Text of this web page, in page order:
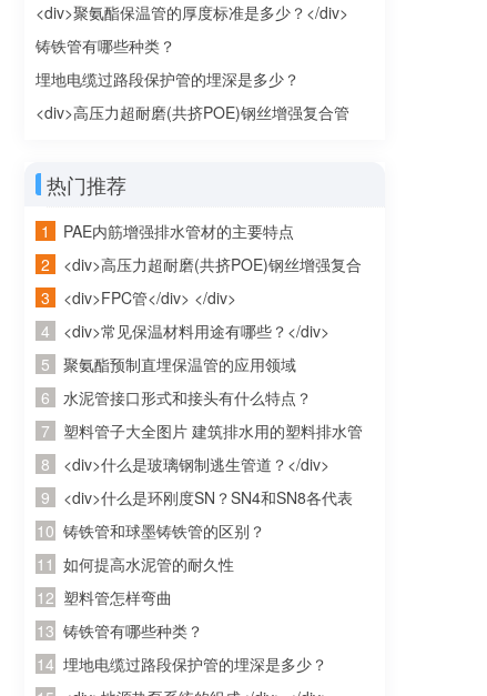
<div>聚氨酯保温管的厚度标准是多少？</div>
</div>
铸铁管有哪些种类？
埋地电缆过路段保护管的埋深是多少？
<div>高压力超耐磨(共挤POE)钢丝增强复合管
热门推荐
PAE内筋增强排水管材的主要特点
<div>高压力超耐磨(共挤POE)钢丝增强复合
管</div> </div>
<div>FPC管</div> </div>
<div>常见保温材料用途有哪些？</div>
</div>
聚氨酯预制直埋保温管的应用领域
水泥管接口形式和接头有什么特点？
塑料管子大全图片 建筑排水用的塑料排水管
常见的有哪几种的，有知道的没的啊
<div>什么是玻璃钢制逃生管道？</div>
</div>
<div>什么是环刚度SN？SN4和SN8各代表
什么？</div> </div>
铸铁管和球墨铸铁管的区别？
如何提高水泥管的耐久性
塑料管怎样弯曲
铸铁管有哪些种类？
埋地电缆过路段保护管的埋深是多少？